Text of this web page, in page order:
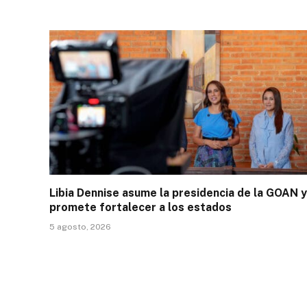
Libia Dennise asume la presidencia de la GOAN y
promete fortalecer a los estados
5 agosto, 2026